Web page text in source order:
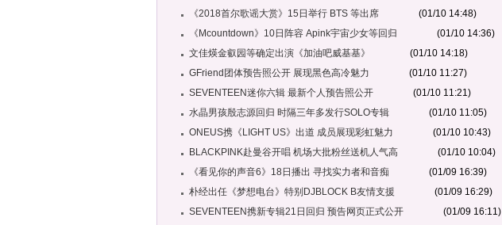
《2018首尔歌谣大赏》15日举行 BTS 等出席
(01/10 14:48)
《Mcountdown》10日阵容 Apink宇宙少女等回归
(01/10 14:36)
文佳煐金叡园等确定出演《加油吧威基基》
(01/10 14:18)
GFriend团体预告照公开 展现黑色高冷魅力
(01/10 11:27)
SEVENTEEN迷你六辑 最新个人预告照公开
(01/10 11:21)
水晶男孩殷志源回归 时隔三年多发行SOLO专辑
(01/10 11:05)
ONEUS携《LIGHT US》出道 成员展现彩虹魅力
(01/10 10:43)
BLACKPINK赴曼谷开唱 机场大批粉丝送机人气高
(01/10 10:04)
《看见你的声音6》18日播出 寻找实力者和音痴
(01/09 16:39)
朴经出任《梦想电台》特别DJBLOCK B友情支援
(01/09 16:29)
SEVENTEEN携新专辑21日回归 预告网页正式公开
(01/09 16:11)